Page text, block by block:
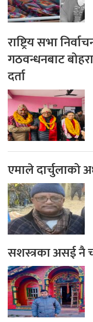
राष्ट्रिय सभा
गठवन्धनबाट
दर्ता
एमाले दार्चुलाको
सशस्त्रका असई नै